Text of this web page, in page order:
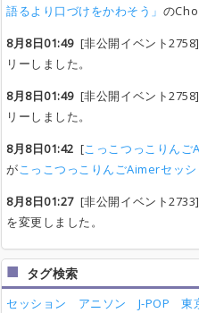
語るより口づけをかわそう」 の
8月8日01:49[非公開イベント
リーしました。
8月8日01:49[非公開イベント2758]
リーしました。
8月8日01:42 [こっこつっこりん
がこっこつっこりんごAimerセッ
8月8日01:27[非公開イベント
を変更しました。
タグ検索
セッション アニソン J-POP 東